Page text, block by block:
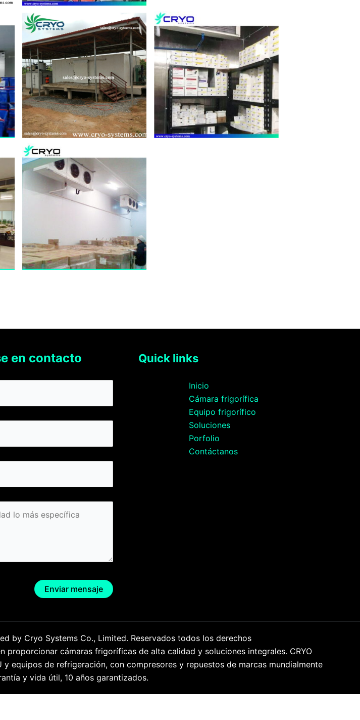
en contacto Quick links
Inicio
Cámara frigorífica
Equipo frigorífico
Soluciones
Porfolio
Contáctanos
by Cryo Systems Co., Limited. Reservados todos los derechos
proporcionar cámaras frigoríficas de alta calidad y soluciones integrales. CRYO
equipos de refrigeración, con compresores y repuestos de marcas mundialmente
y vida útil, 10 años garantizados.